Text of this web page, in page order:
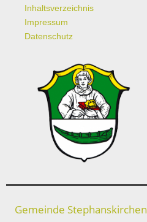
Inhaltsverzeichnis
Impressum
Datenschutz
Gemeinde Stephanskirchen